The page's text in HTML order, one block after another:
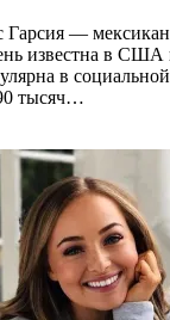
Гарсия —
известна в
в
тысяч…